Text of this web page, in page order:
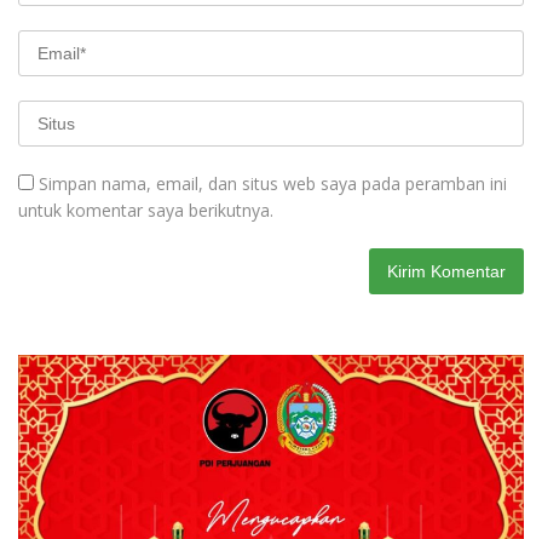
Simpan nama, email, dan situs web saya pada peramban ini
untuk komentar saya berikutnya.